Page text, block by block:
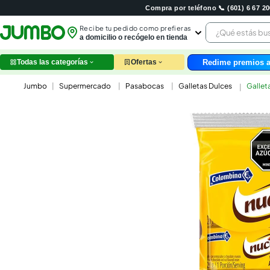
Compra por teléfono 📞 (601) 6 67
Recibe tu pedido como prefieras
a domicilio o recógelo en tienda
¿Qué estás
leche
pollo
Todas las categorías Ofertas Redime premios
Supermercado Pasabocas Galletas Dulces